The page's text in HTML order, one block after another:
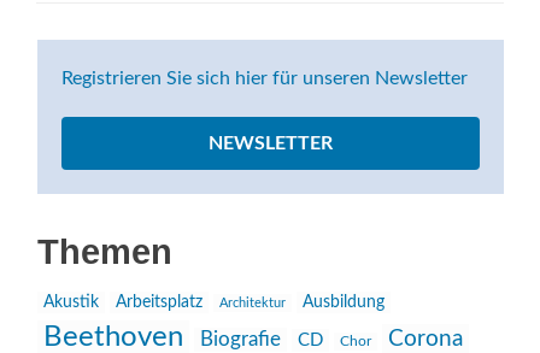
Registrieren Sie sich hier für unseren Newsletter
NEWSLETTER
Themen
Akustik Arbeitsplatz Architektur Ausbildung
Beethoven Biografie CD Chor Corona